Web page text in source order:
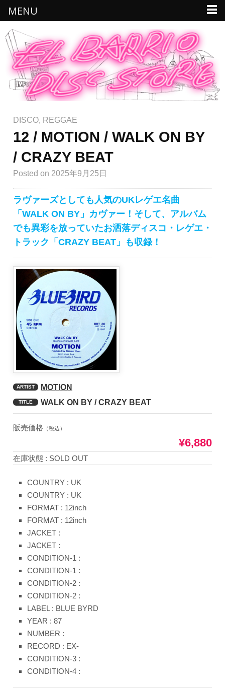
DISCO, REGGAE
12 / MOTION / WALK ON BY
/ CRAZY BEAT
Posted on 2025年9月25日
ラヴァーズとしても人気のUKレゲエ名曲
「WALK ON BY」カヴァー！そして、アルバム
でも異彩を放っていたお洒落ディスコ・レゲエ・
トラック「CRAZY BEAT」も収録！
ARTIST MOTION
TITLE WALK ON BY / CRAZY BEAT
販売価格 （税込）
¥6,880
在庫状態 : SOLD OUT
COUNTRY : UK
COUNTRY : UK
FORMAT : 12inch
FORMAT : 12inch
JACKET :
JACKET :
CONDITION-1 :
CONDITION-1 :
CONDITION-2 :
CONDITION-2 :
LABEL : BLUE BYRD
YEAR : 87
NUMBER :
RECORD : EX-
CONDITION-3 :
CONDITION-4 :
MENU